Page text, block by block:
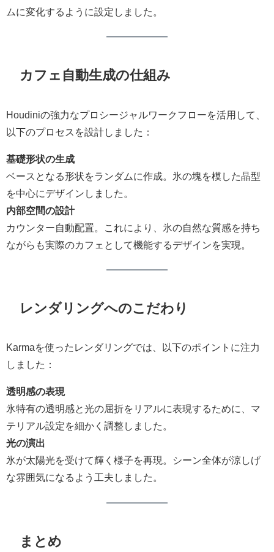
ムに変化するように設定しました。
カフェ自動生成の仕組み
Houdiniの強力なプロシージャルワークフローを活用して、
以下のプロセスを設計しました：
基礎形状の生成
ベースとなる形状をランダムに作成。氷の塊を模した晶型
を中心にデザインしました。
内部空間の設計
カウンター自動配置。これにより、氷の自然な質感を持ち
ながらも実際のカフェとして機能するデザインを実現。
レンダリングへのこだわり
Karmaを使ったレンダリングでは、以下のポイントに注力
しました：
透明感の表現
氷特有の透明感と光の屈折をリアルに表現するために、マ
テリアル設定を細かく調整しました。
光の演出
氷が太陽光を受けて輝く様子を再現。シーン全体が涼しげ
な雰囲気になるよう工夫しました。
まとめ